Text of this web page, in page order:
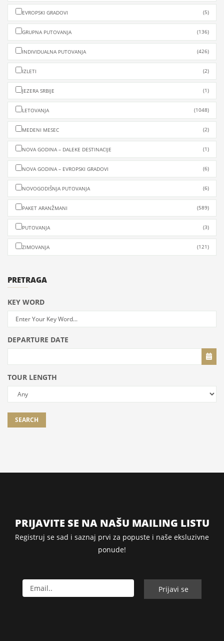
EVROPSKI GRADOVI (5)
GRUPNA PUTOVANJA (136)
INDIVIDUALNA PUTOVANJA (426)
IZLETI (2)
JEZERA SRBIJE (1)
LETOVANJA (1048)
MEDENI MESEC (2)
NOVA GODINA – DALEKE DESTINACIJE (1)
NOVA GODINA – EVROPSKI GRADOVI (6)
NOVOGODIŠNJA PUTOVANJA (6)
PAKET ARANŽMANI (589)
PUTOVANJA (3)
ZIMOVANJA (121)
PRETRAGA
KEY WORD
DEPARTURE DATE
TOUR LENGTH
SEARCH
PRIJAVITE SE NA NAŠU MAILING LISTU
Registruj se sad i saznaj prvi za popuste i naše eksluzivne
ponude!